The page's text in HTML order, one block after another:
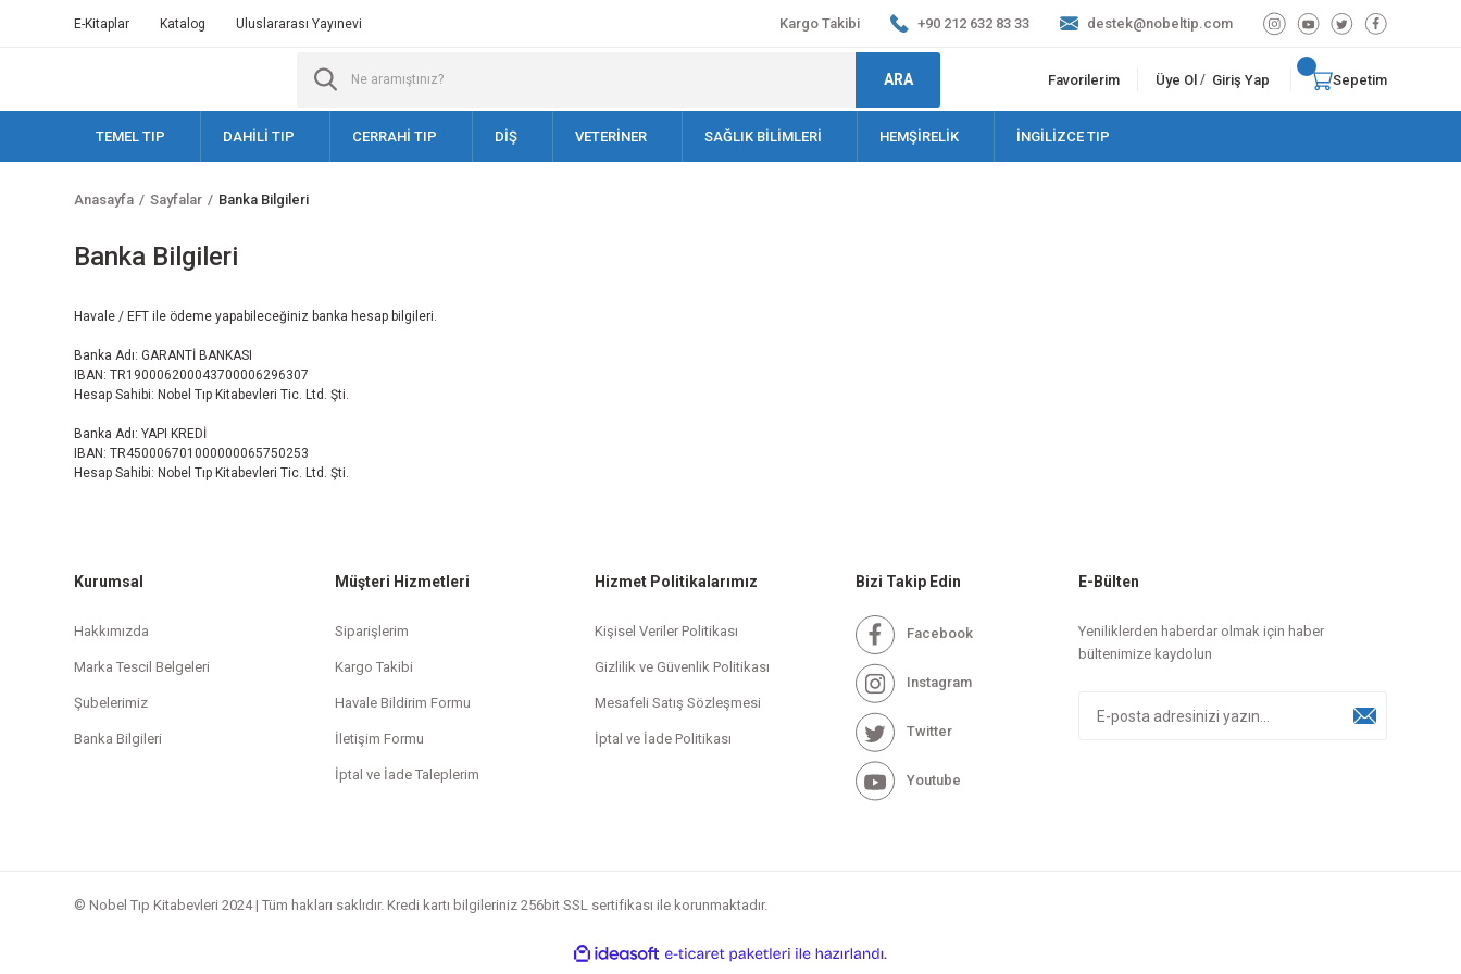
E-Kitaplar Katalog Uluslararası Yayınevi Kargo Takibi +90 212 632 83 33 destek@nobeltip.com
ARA Favorilerim Üye Ol / Giriş Yap Sepetim
TEMEL TIP DAHİLİ TIP CERRAHİ TIP DİŞ VETERİNER SAĞLIK BİLİMLERİ HEMŞİRELİK İNGİLİZCE TIP
Anasayfa Sayfalar Banka Bilgileri
Banka Bilgileri
Havale / EFT ile ödeme yapabileceğiniz banka hesap bilgileri.
Banka Adı: GARANTİ BANKASI
IBAN: TR190006200043700006296307
Hesap Sahibi: Nobel Tıp Kitabevleri Tic. Ltd. Şti.
Banka Adı: YAPI KREDİ
IBAN: TR450006701000000065750253
Hesap Sahibi: Nobel Tıp Kitabevleri Tic. Ltd. Şti.
Kurumsal
Hakkımızda
Marka Tescil Belgeleri
Şubelerimiz
Banka Bilgileri
Müşteri Hizmetleri
Siparişlerim
Kargo Takibi
Havale Bildirim Formu
İletişim Formu
İptal ve İade Taleplerim
Hizmet Politikalarımız
Kişisel Veriler Politikası
Gizlilik ve Güvenlik Politikası
Mesafeli Satış Sözleşmesi
İptal ve İade Politikası
Bizi Takip Edin
Facebook
Instagram
Twitter
Youtube
E-Bülten
Yeniliklerden haberdar olmak için haber
bültenimize kaydolun
© Nobel Tıp Kitabevleri 2024 | Tüm hakları saklıdır. Kredi kartı bilgileriniz 256bit SSL sertifikası ile korunmaktadır.
ideasoft
e-